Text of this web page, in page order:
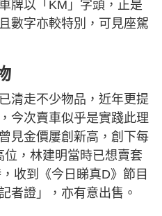
牌以「KM」字頭，正是
數字亦較特別，可見座駕
清走不少物品，近年更提
今次賣車似乎是實踐此理
見金價屢創新高，創下每
，林建明當時已想賣套
收到《今日睇真D》節目
者證」，亦有意出售。